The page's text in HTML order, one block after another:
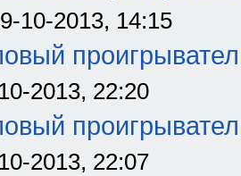
10-2013, 14:15
2013, 22:20
2013, 22:07